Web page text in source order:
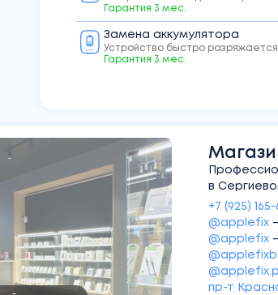
Гарантия 3 мес.
Замена аккумулятора
Устройство быстро
Гарантия 3 мес.
Активация, настройка и
Забыли пароль от Apple ID
Чистка устройства после
Чистка с разбором, устранение
Монтаж/демонтаж
Разбор, сборка и проклейка iPad
в
+7 (925)
@applefix
@applefix
пр-т